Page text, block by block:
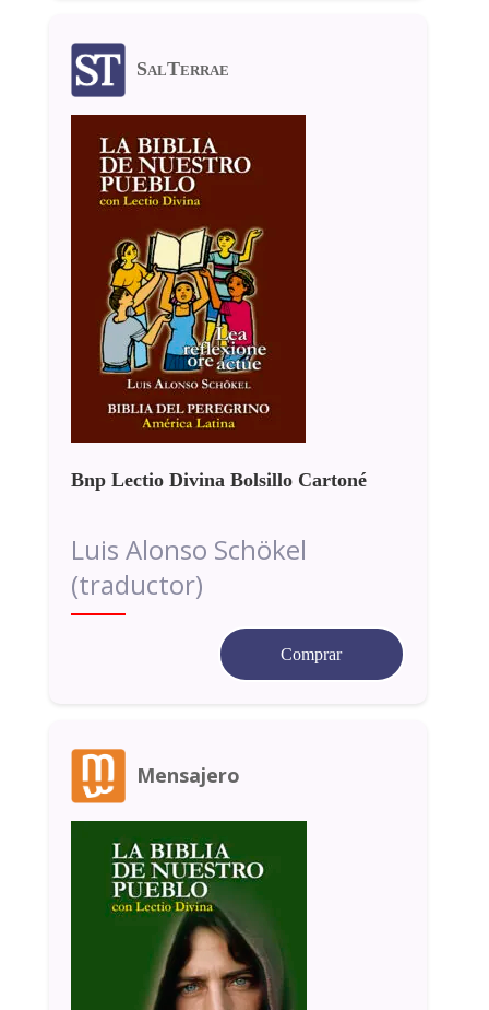
SalTerrae
Bnp Lectio Divina Bolsillo Cartoné
Luis Alonso Schökel
(traductor)
Comprar
Mensajero